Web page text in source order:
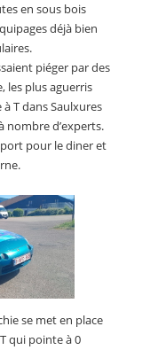
en sous bois
déjà bien
piéger par des
les plus aguerris
T dans Saulxures
nombre d’experts.
pour le diner et
se met en place
qui pointe à 0